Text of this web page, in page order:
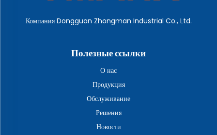
Компания Dongguan Zhongman Industrial Co., Ltd.
Полезные ссылки
О нас
Продукция
Обслуживание
Решения
Новости